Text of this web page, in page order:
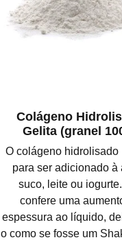
Colágeno
Gelita (granel
O colágeno
para ser adicionado à
suco, leite ou
confere uma
espessura ao líquido,
o como se fosse um